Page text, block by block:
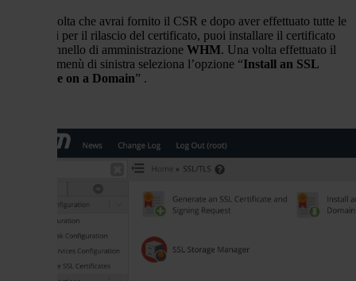
3 - Una volta che avrai fornito il CSR e dopo aver effettuato tutte le
operazioni per il rilascio del certificato, puoi installare il certificato
sul tuo pannello di amministrazione WHM. Una volta effettuato il
login, dal menù di sinistra seleziona l’opzione “Install an SSL
Certificate on a Domain” .